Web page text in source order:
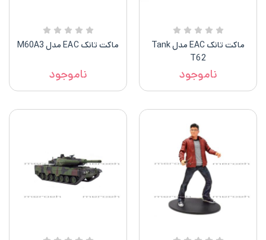
ماکت تانک EAC مدل Tank
T62
ناموجود
ماکت تانک EAC مدل M60A3
ناموجود